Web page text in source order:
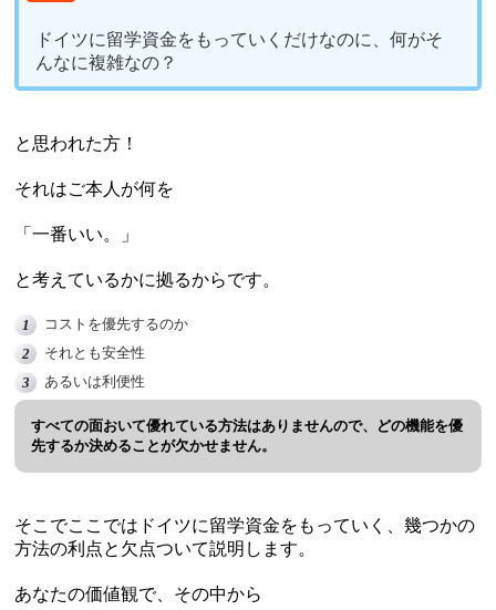
ドイツに留学資金をもっていくだけなのに、何がそ
んなに複雑なの？
と思われた方！
それはご本人が何を
「一番いい。」
と考えているかに拠るからです。
コストを優先するのか
それとも安全性
あるいは利便性
すべての面おいて優れている方法はありませんので、どの機能を優
先するか決めることが欠かせません。
そこでここではドイツに留学資金をもっていく、幾つかの
方法の利点と欠点ついて説明します。
あなたの価値観で、その中から